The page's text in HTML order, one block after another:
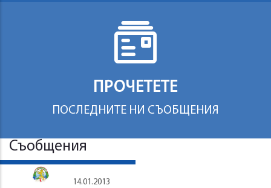
ПРОЧЕТЕТЕ
ПОСЛЕДНИТЕ НИ СЪОБЩЕНИЯ
Съобщения
14.01.2013